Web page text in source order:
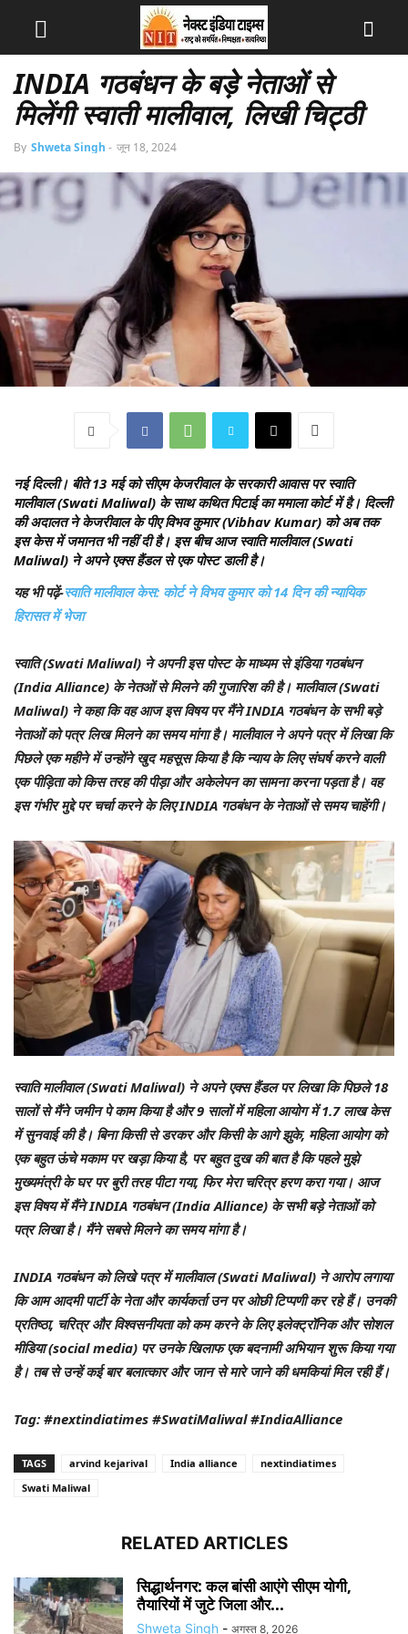
INDIA गठबंधन के बड़े नेताओं से
मिलेंगी स्वाती मालीवाल, लिखी चिट्ठी
By Shweta Singh - जून 18, 2024
नई दिल्ली। बीते 13 मई को सीएम केजरीवाल के सरकारी आवास पर स्वाति
मालीवाल (Swati Maliwal) के साथ कथित पिटाई का ममाला कोर्ट में है। दिल्ली
की अदालत ने केजरीवाल के पीए विभव कुमार (Vibhav Kumar) को अब तक
इस केस में जमानत भी नहीं दी है। इस बीच आज स्वाति मालीवाल (Swati
Maliwal) ने अपने एक्स हैंडल से एक पोस्ट डाली है।
यह भी पढ़ें-स्वाति मालीवाल केस: कोर्ट ने विभव कुमार को 14 दिन की न्यायिक
हिरासत में भेजा
स्वाति (Swati Maliwal) ने अपनी इस पोस्ट के माध्यम से इंडिया गठबंधन
(India Alliance) के नेतओं से मिलने की गुजारिश की है। मालीवाल (Swati
Maliwal) ने कहा कि वह आज इस विषय पर मैंने INDIA गठबंधन के सभी बड़े
नेताओं को पत्र लिख मिलने का समय मांगा है। मालीवाल ने अपने पत्र में लिखा कि
पिछले एक महीने में उन्होंने खुद महसूस किया है कि न्याय के लिए संघर्ष करने वाली
एक पीड़िता को किस तरह की पीड़ा और अकेलेपन का सामना करना पड़ता है। वह
इस गंभीर मुद्दे पर चर्चा करने के लिए INDIA गठबंधन के नेताओं से समय चाहेंगी।
स्वाति मालीवाल (Swati Maliwal) ने अपने एक्स हैंडल पर लिखा कि पिछले 18
सालों से मैंने जमीन पे काम किया है और 9 सालों में महिला आयोग में 1.7 लाख केस
में सुनवाई की है। बिना किसी से डरकर और किसी के आगे झुके, महिला आयोग को
एक बहुत ऊंचे मकाम पर खड़ा किया है, पर बहुत दुख की बात है कि पहले मुझे
मुख्यमंत्री के घर पर बुरी तरह पीटा गया, फिर मेरा चरित्र हरण करा गया। आज
इस विषय में मैंने INDIA गठबंधन (India Alliance) के सभी बड़े नेताओं को
पत्र लिखा है। मैंने सबसे मिलने का समय मांगा है।
INDIA गठबंधन को लिखे पत्र में मालीवाल (Swati Maliwal) ने आरोप लगाया
कि आम आदमी पार्टी के नेता और कार्यकर्ता उन पर ओछी टिप्पणी कर रहे हैं। उनकी
प्रतिष्ठा, चरित्र और विश्वसनीयता को कम करने के लिए इलेक्ट्रॉनिक और सोशल
मीडिया (social media) पर उनके खिलाफ एक बदनामी अभियान शुरू किया गया
है। तब से उन्हें कई बार बलात्कार और जान से मारे जाने की धमकियां मिल रही हैं।
Tag: #nextindiatimes #SwatiMaliwal #IndiaAlliance
TAGS arvind kejarival India alliance
nextindiatimes
Swati Maliwal
RELATED ARTICLES
सिद्धार्थनगर: कल बांसी आएंगे सीएम योगी,
तैयारियों में जुटे जिला और...
Shweta Singh - अगस्त 8, 2026